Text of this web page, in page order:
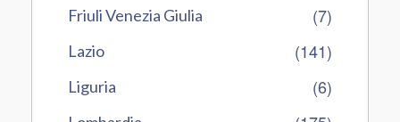
Friuli Venezia Giulia (7)
Lazio (141)
Liguria (6)